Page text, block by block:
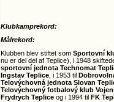
Klubkamprekord:
Målrekord:
Klubben blev stiftet som Sportovní
nu er del del af Teplice), i 1948
sportovní jednota Technomat
Ingstav Teplice , i 1953 til
Telovýchovná jednota Slovan
Telovýchovný fotbalový klub
Frydrych Teplice og i 1994 til FK